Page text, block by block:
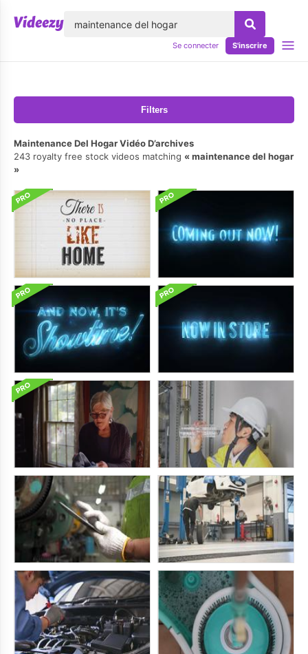
Se connecter S'inscrire
Filters
Maintenance Del Hogar Vidéo D’archives
243 royalty free stock videos matching
maintenance del hogar